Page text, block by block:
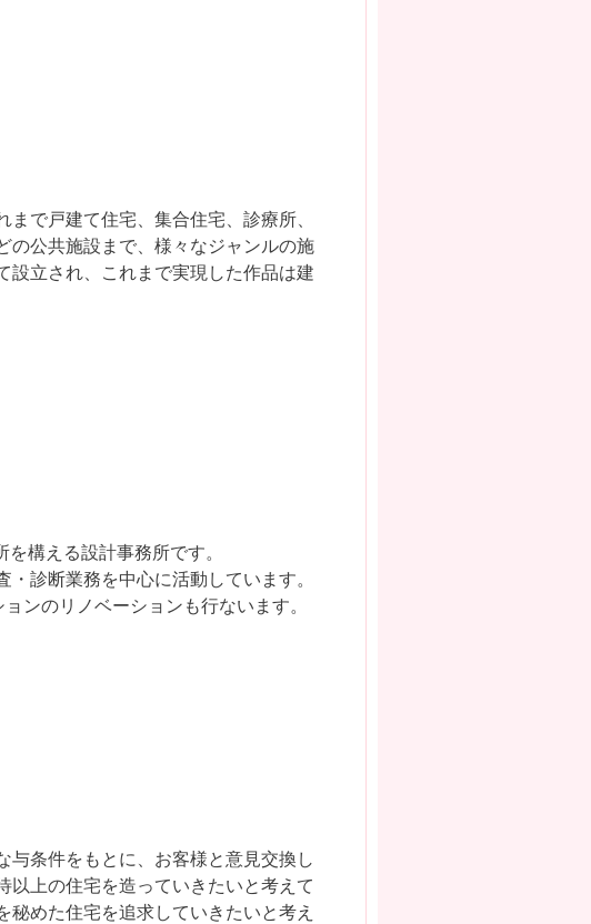
で戸建て住宅、集合住宅、診療所、
の公共施設まで、様々なジャンルの施
設立され、これまで実現した作品は建
構える設計事務所です。
診断業務を中心に活動しています。
ンのリノベーションも行ないます。
条件をもとに、お客様と意見交換し
以上の住宅を造っていきたいと考えて
めた住宅を追求していきたいと考え